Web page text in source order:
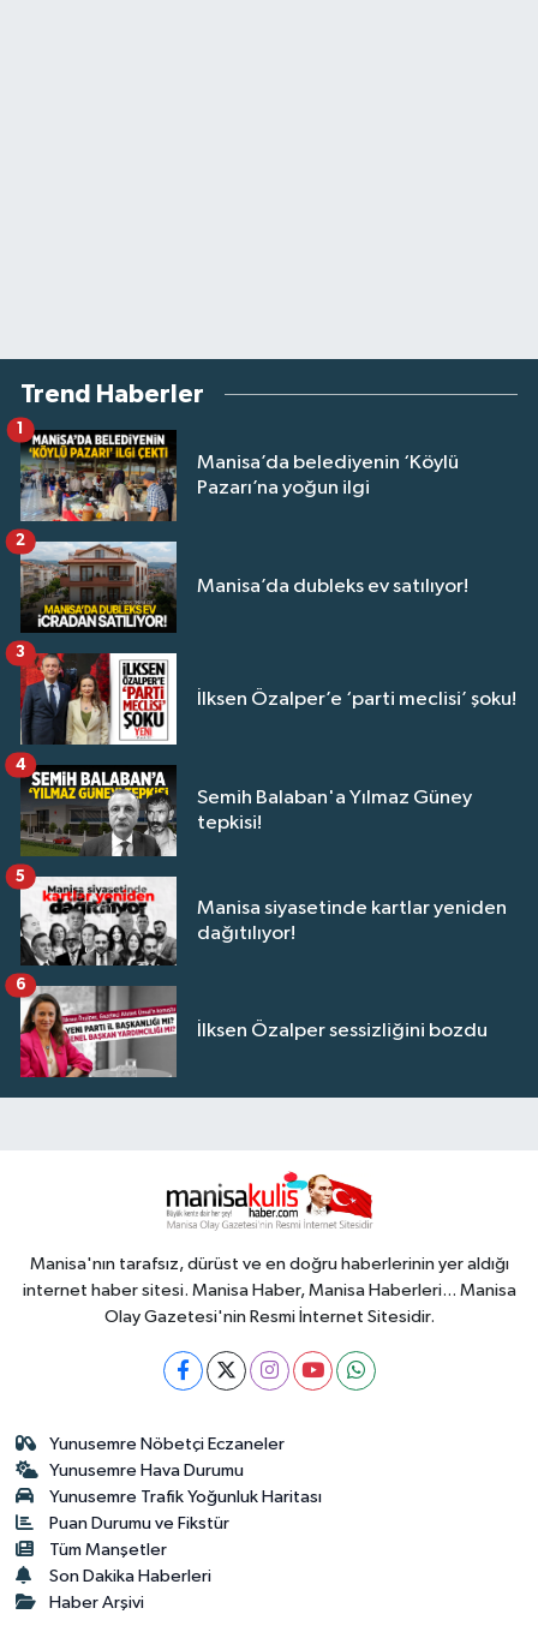
Trend Haberler
Manisa’da belediyenin ‘Köylü
Pazarı’na yoğun ilgi
1
Manisa’da dubleks ev satılıyor!
2
İlksen Özalper’e ‘parti meclisi’ şoku!
3
Semih Balaban'a Yılmaz Güney
tepkisi!
4
Manisa siyasetinde kartlar yeniden
dağıtılıyor!
5
İlksen Özalper sessizliğini bozdu
6
Manisa'nın tarafsız, dürüst ve en doğru haberlerinin yer aldığı
internet haber sitesi. Manisa Haber, Manisa Haberleri... Manisa
Olay Gazetesi'nin Resmi İnternet Sitesidir.
Yunusemre Nöbetçi Eczaneler
Yunusemre Hava Durumu
Yunusemre Trafik Yoğunluk Haritası
Puan Durumu ve Fikstür
Tüm Manşetler
Son Dakika Haberleri
Haber Arşivi